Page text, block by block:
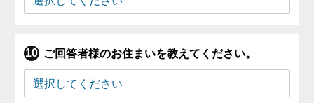
ご回答者様のお住まいを教えてください。